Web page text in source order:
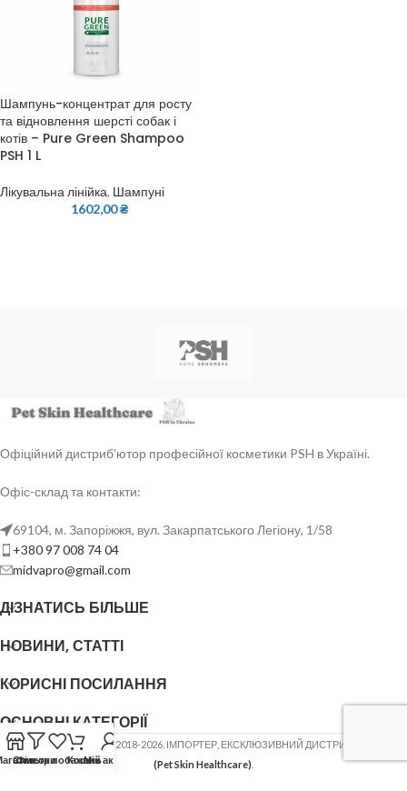
Шампунь-концентрат для росту
та відновлення шерсті собак і
котів – Pure Green Shampoo
PSH 1 L
Лікувальна лінійка, Шампуні
1602,00₴
Офіційний дистриб’ютор професійної косметики PSH в Україні.
Офіс-склад та контакти:
69104, м. Запоріжжя, вул. Закарпатського Легіону, 1/58
+380 97 008 74 04
midvapro@gmail.com
ДІЗНАТИСЬ БІЛЬШЕ
НОВИНИ, СТАТТІ
КОРИСНІ ПОСИЛАННЯ
ОСНОВНІ КАТЕГОРІЇ
ФОП ШОВГЕНЮК Ю.В. 2018-2026. ІМПОРТЕР, ЕКСКЛЮЗИВНИЙ ДИСТРИБ'ЮТОР
(Pet Skin Healthcare)
Фільтри
Список побажань
КошикМій акаунт